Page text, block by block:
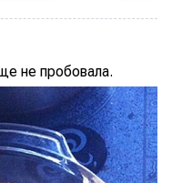
не пробовала.